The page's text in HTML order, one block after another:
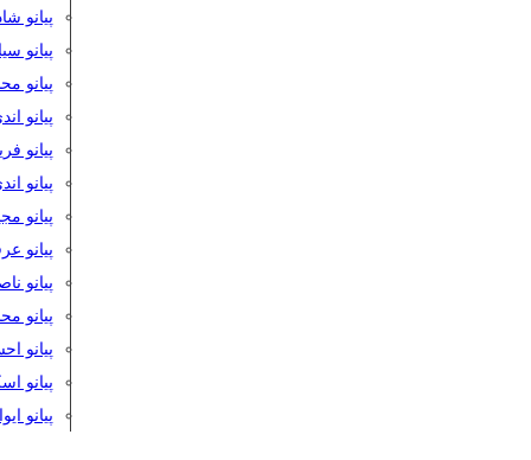
پیانو
پیانو
پیانو
پیانو
پیانو
پیانو
پیانو
پیانو
پیانو
پیانو
پیانو
پیانو
پیانو